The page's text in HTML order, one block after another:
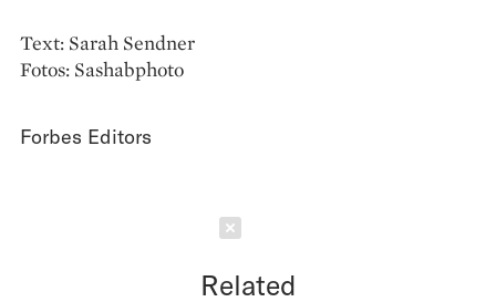
Text: Sarah Sendner
Fotos: Sashabphoto
Forbes Editors
Related